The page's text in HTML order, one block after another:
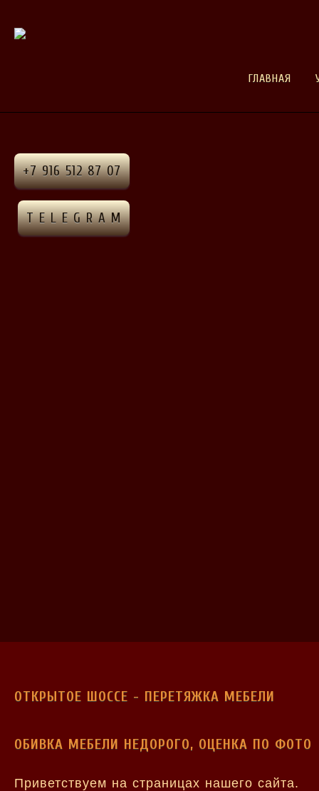
ГЛАВНАЯ
+7 916 512 87 07
T E L E G R A M
ОТКРЫТОЕ ШОССЕ - ПЕРЕТЯЖКА МЕБЕЛИ
ОБИВКА МЕБЕЛИ НЕДОРОГО, ОЦЕНКА ПО ФОТО
Приветствуем на страницах нашего сайта.